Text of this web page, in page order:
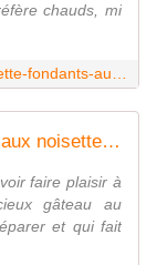
chauds, mi
Gâteau très moelleux au chocolat et aux noisettes avec glaçage - www.sucreetepices.com
faire plaisir à
gâteau au
et qui fait